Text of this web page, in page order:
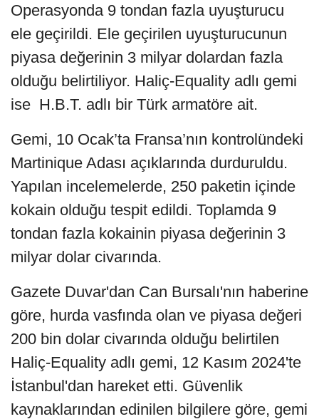
Operasyonda 9 tondan fazla uyuşturucu
ele geçirildi. Ele geçirilen uyuşturucunun
piyasa değerinin 3 milyar dolardan fazla
olduğu belirtiliyor. Haliç-Equality adlı gemi
ise H.B.T. adlı bir Türk armatöre ait.
Gemi, 10 Ocak’ta Fransa’nın kontrolündeki
Martinique Adası açıklarında durduruldu.
Yapılan incelemelerde, 250 paketin içinde
kokain olduğu tespit edildi. Toplamda 9
tondan fazla kokainin piyasa değerinin 3
milyar dolar civarında.
Gazete Duvar'dan Can Bursalı'nın haberine
göre, hurda vasfında olan ve piyasa değeri
200 bin dolar civarında olduğu belirtilen
Haliç-Equality adlı gemi, 12 Kasım 2024'te
İstanbul'dan hareket etti. Güvenlik
kaynaklarından edinilen bilgilere göre, gemi